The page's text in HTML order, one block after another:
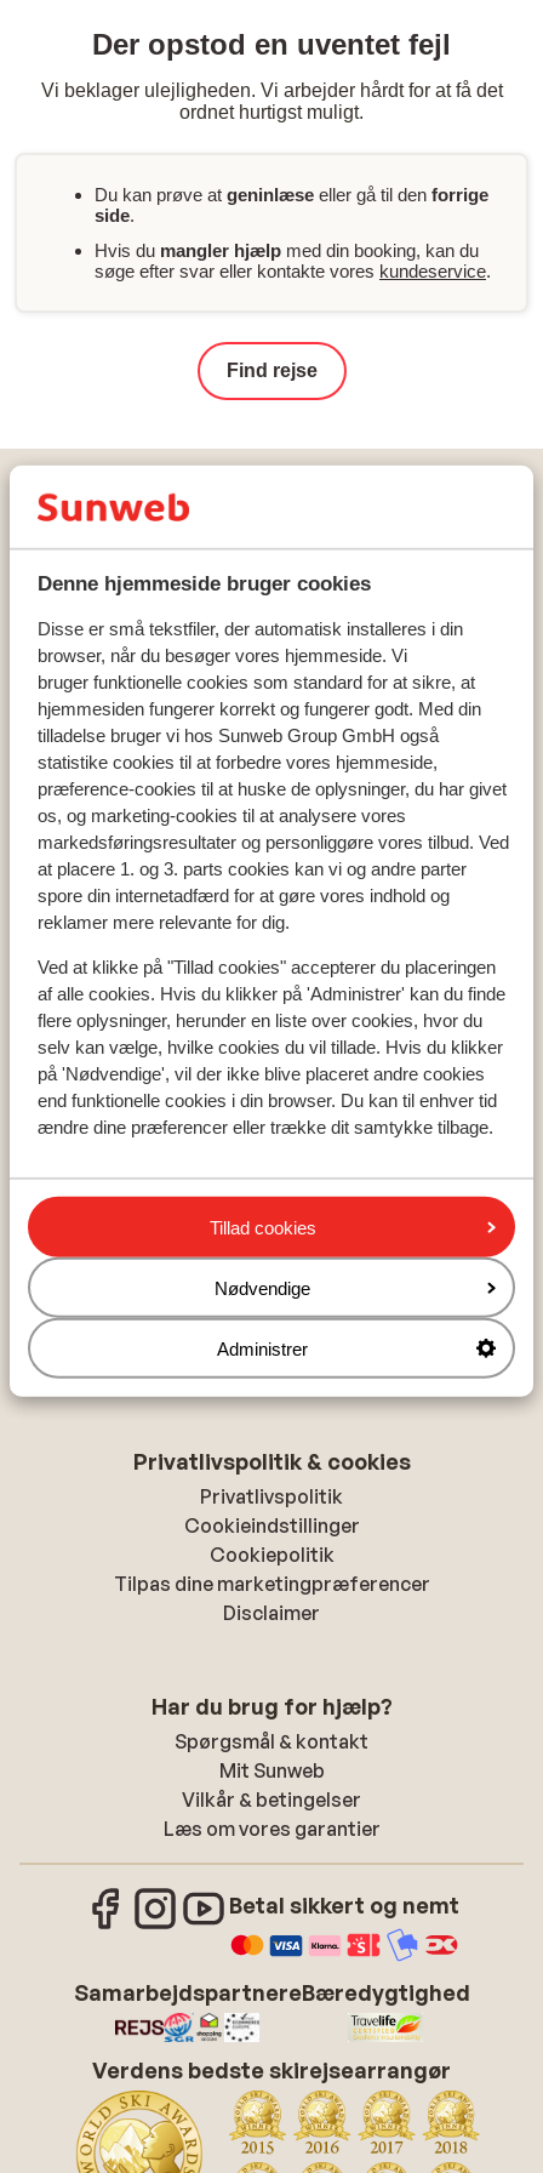
Denne hjemmeside bruger cookies
Disse er små tekstfiler, der automatisk installeres i din
browser, når du besøger vores hjemmeside. Vi
bruger funktionelle cookies som standard for at sikre, at
hjemmesiden fungerer korrekt og fungerer godt. Med din
tilladelse bruger vi hos Sunweb Group GmbH også
statistike cookies til at forbedre vores hjemmeside,
præference-cookies til at huske de oplysninger, du har givet
os, og marketing-cookies til at analysere vores
markedsføringsresultater og personliggøre vores tilbud. Ved
at placere 1. og 3. parts cookies kan vi og andre parter
spore din internetadfærd for at gøre vores indhold og
reklamer mere relevante for dig.
Ved at klikke på "Tillad cookies" accepterer du placeringen
af alle cookies. Hvis du klikker på 'Administrer' kan du finde
flere oplysninger, herunder en liste over cookies, hvor du
selv kan vælge, hvilke cookies du vil tillade. Hvis du klikker
på 'Nødvendige', vil der ikke blive placeret andre cookies
end funktionelle cookies i din browser. Du kan til enhver tid
ændre dine præferencer eller trække dit samtykke tilbage.
Tillad cookies
Nødvendige
Administrer
Der opstod en uventet fejl
Vi beklager ulejligheden. Vi arbejder hårdt for at få det
ordnet hurtigst muligt.
Du kan prøve at geninlæse eller gå til den forrige
side.
Hvis du mangler hjælp med din booking, kan du
søge efter svar eller kontakte vores kundeservice.
Find rejse
Mayrhofen
BRUGGER Chaletdorf
Populære lande
Ostrig
Frankrig
Italien
Populære regioner
Val Thorens
Zell am See
Mayrhofen
Skiområder
Zillertal
Les Trois Vallees
Ski Amade
Om Sunweb
Om Sunweb
Ansvarlig ferie med Sunweb
Ledige jobs
Presse
Privatlivspolitik & cookies
Privatlivspolitik
Cookieindstillinger
Cookiepolitik
Tilpas dine marketingpræferencer
Disclaimer
Har du brug for hjælp?
Spørgsmål & kontakt
Mit Sunweb
Vilkår & betingelser
Læs om vores garantier
Betal sikkert og nemt
SamarbejdspartnereBæredygtighed
Verdens bedste skirejsearrangør